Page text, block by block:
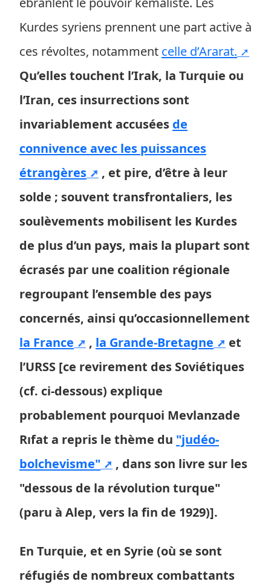
Kurdes syriens prennent une part active à
ces révoltes, notamment celle d’Ararat.
Qu’elles touchent l’Irak, la Turquie ou
l’Iran, ces insurrections sont
invariablement accusées de
connivence avec les puissances
étrangères
, et pire, d’être à leur
solde ; souvent transfrontaliers, les
soulèvements mobilisent les Kurdes
de plus d’un pays, mais la plupart sont
écrasés par une coalition régionale
regroupant l’ensemble des pays
concernés, ainsi qu’occasionnellement
la France
, la Grande-Bretagne
et
l’URSS [ce revirement des Soviétiques
(cf. ci-dessous) explique
probablement pourquoi Mevlanzade
Rıfat a repris le thème du "judéo-
bolchevisme"
, dans son livre sur les
"dessous de la révolution turque"
(paru à Alep, vers la fin de 1929)].
En Turquie, et en Syrie (où se sont
réfugiés de nombreux combattants